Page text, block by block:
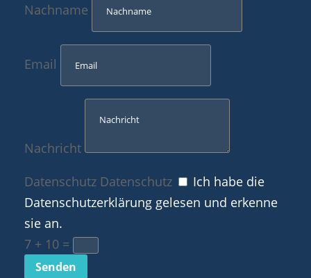
Nachname
Email
Nachricht
Datenschutz Datenschutz
Ich habe die
Datenschutzerklärung gelesen und erkenne
sie an.
7 + 10 =
Senden